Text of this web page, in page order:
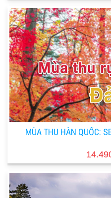
MÙA THU HÀN QUỐC: